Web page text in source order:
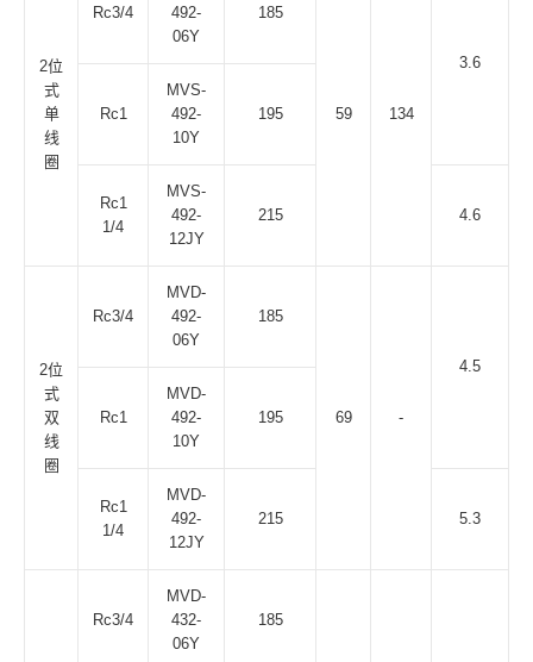
2位
式
单
线
圈
Rc3/4
492-
06Y
185
59 134
3.6
Rc1
MVS-
492-
10Y
195
Rc1
1/4
MVS-
492-
12JY
215 4.6
2位
式
双
线
圈
Rc3/4
MVD-
492-
06Y
185
69 -
4.5
Rc1
MVD-
492-
10Y
195
Rc1
1/4
MVD-
492-
12JY
215 5.3
Rc3/4
MVD-
432-
06Y
185